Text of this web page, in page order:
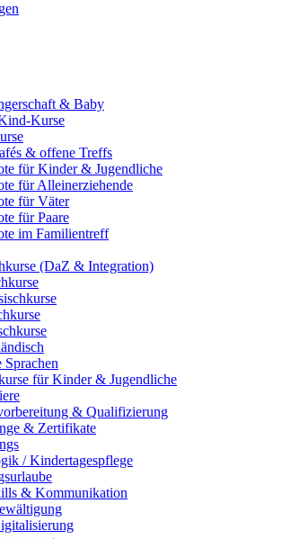
& Baby
Kurse
& offene Treffs
für Kinder & Jugendliche
für Alleinerziehende
für Väter
für Paare
im Familientreff
(DaZ & Integration)
Sprachen
für Kinder & Jugendliche
& Qualifizierung
& Zertifikate
/ Kindertagespflege
& Kommunikation